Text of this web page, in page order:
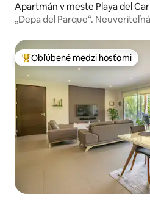
Apartmán v meste Playa del
„Depa del Parque“.
Najobľúbenejšie medzi hosťami
Obľúbené medzi hosťami